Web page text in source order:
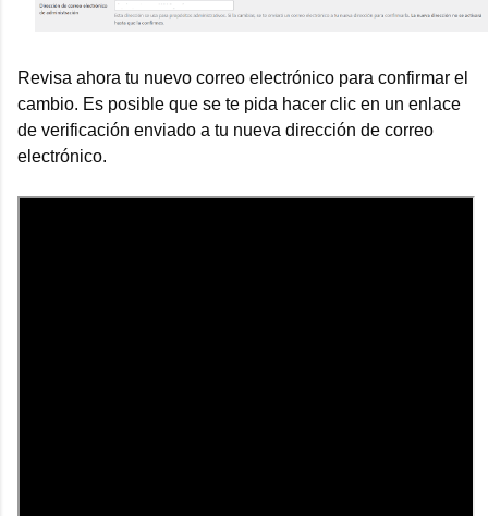
Revisa ahora tu nuevo correo electrónico para confirmar el
cambio. Es posible que se te pida hacer clic en un enlace
de verificación enviado a tu nueva dirección de correo
electrónico.